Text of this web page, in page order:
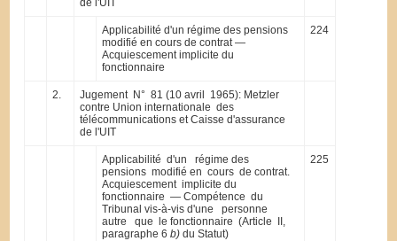
Applicabilité d'un régime des pensions
modifié en cours de contrat —
Acquiescement implicite du
fonctionnaire
224
2.
Jugement N° 81 (10 avril 1965): Metzler
contre Union internationale des
télécommunications et Caisse d'assurance
de l'UIT
Applicabilité d'un régime des
pensions modifié en cours de contrat.
Acquiescement implicite du
fonctionnaire — Compétence du
Tribunal vis-à-vis d'une personne
autre que le fonctionnaire (Article II,
paragraphe 6b)du Statut)
225